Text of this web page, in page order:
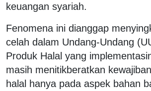
keuangan syariah.
Fenomena ini dianggap
celah dalam Undang-Undang
Produk Halal yang
masih menitikberatkan
halal hanya pada aspek bahan